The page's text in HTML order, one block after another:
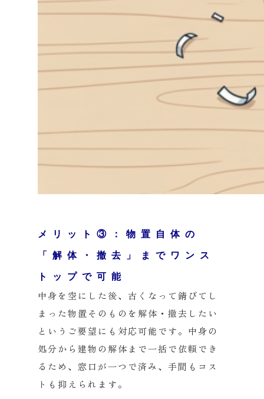
メリット③：物置自体の
「解体・撤去」までワンス
トップで可能
中身を空にした後、古くなって錆びてし
まった物置そのものを解体・撤去したい
というご要望にも対応可能です。中身の
処分から建物の解体まで一括で依頼でき
るため、窓口が一つで済み、手間もコス
トも抑えられます。